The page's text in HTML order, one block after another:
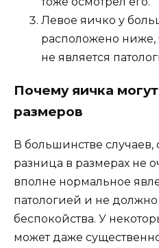
Левое яичко у
расположено ниже,
не является
Почему яичка
размеров
В большинстве случаев,
разница в размерах не
вполне нормальное
патологией и не
беспокойства. У
может даже